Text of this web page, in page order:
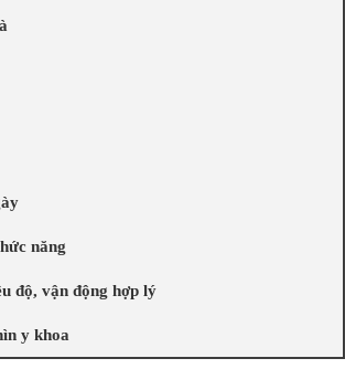
năng
độ, vận động hợp lý
y khoa